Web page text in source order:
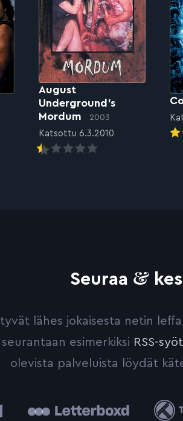
August
Underground’s
Mordum
2003
Katsottu 6.3.2010
Seuraa &
lähes jokaisesta netin
esimerkiksi RSS-
olevista palveluista löydät